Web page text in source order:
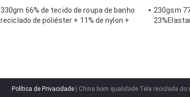
330gm 66% de tecido de roupa de banho
reciclado de poliéster + 11% de nylon +
230gsm
Política de Privacidade| China bom qualidade Tela reciclada do